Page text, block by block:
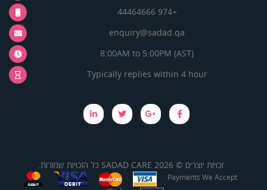
+974 44464666
enquiry@sadad.qa
8:00AM to 5:00PM (AST)
Typically replies within 4 hour
זכויות יוצרים © 2026 SADAD CARE כל הזכויות שמורות.
Payments We Accept